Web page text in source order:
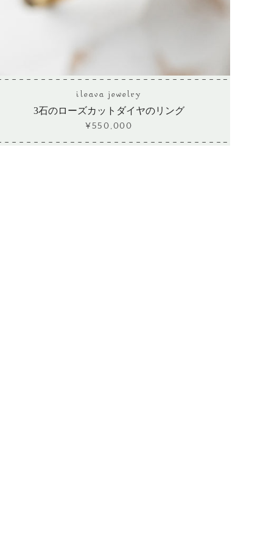
ileava jewelry
3石のローズカットダイヤのリング
¥550,000